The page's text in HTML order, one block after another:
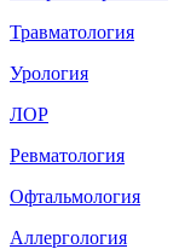
Травматология
Урология
ЛОР
Ревматология
Офтальмология
Аллергология